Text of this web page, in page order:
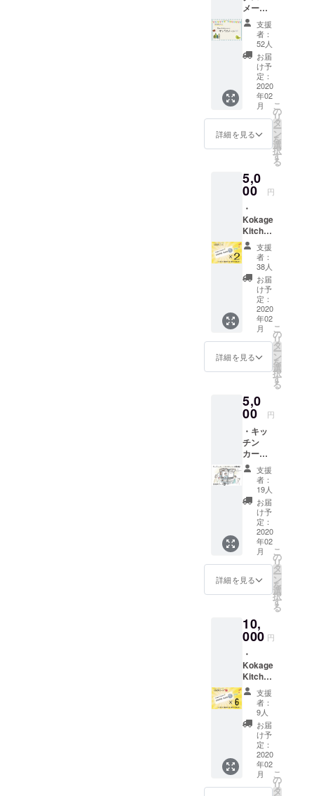
クラフト
ビールの醸
造を経験
後、独立。
「(株)Kokag
e」を設立
し、高校生
に立ち上げ
ティーブラ
ンド「Tea &
Things」の
運営や、川
内村での蒸
溜所の立ち
上げ等、福
島の魅力を
世界へ発信
するために
活動の幅を
広げてい
る。
メール
感謝の
気持ち
を込め
てお礼
のメー
ルを送
りま
す。
支援
者：
52人
お届
け予
定：
2020
年02
月
詳細を見る
こ
の
リ
タ
ー
ン
を
選
択
す
る
5,0
00 円
・
Kokage
Kitchen
商品券
2000円
分 ・オ
リジナ
ルス
テッ
カー ・
サンク
スレ
ター お
店でご
使用い
ただけ
円分の
商品券
と、オ
リジナ
ルス
テッ
カー、
心を込
めたサ
ンクス
レター
をお送
りしま
す。 ※
指定住
所へお
送りし
み）。
※出店情
報はあ
らかじ
めお店
のSNS
よりご
確認く
ださ
い。 ※
商品券
の有効
期限は
2021年
5月末ま
でで
支援
者：
38人
お届
け予
定：
2020
年02
月
詳細を見る
こ
の
リ
タ
ー
ン
を
選
択
す
る
5,0
00 円
・キッ
チン
カーで1
日ス
タッフ
として
お手伝
いでき
る権利
・オリ
ジナル
ステッ
カー ・
サンク
スレ
ター
Kitchen
のキッ
チン
カーに
一緒に
乗り、
出店ス
タッフ
として
お手伝
いいた
だける
権利で
す。プ
ラス、
オリジ
支援
者：
19人
お届
け予
定：
2020
年02
月
詳細を見る
こ
の
リ
タ
ー
ン
を
選
択
す
る
10,
000 円
・
Kokage
Kitchen
6000円
分商品
券 ・オ
リジナ
ルス
テッ
カー ・
サンク
スレ
ター お
支援
者：
9人
お届
け予
定：
2020
年02
月
こ
の
リ
タ